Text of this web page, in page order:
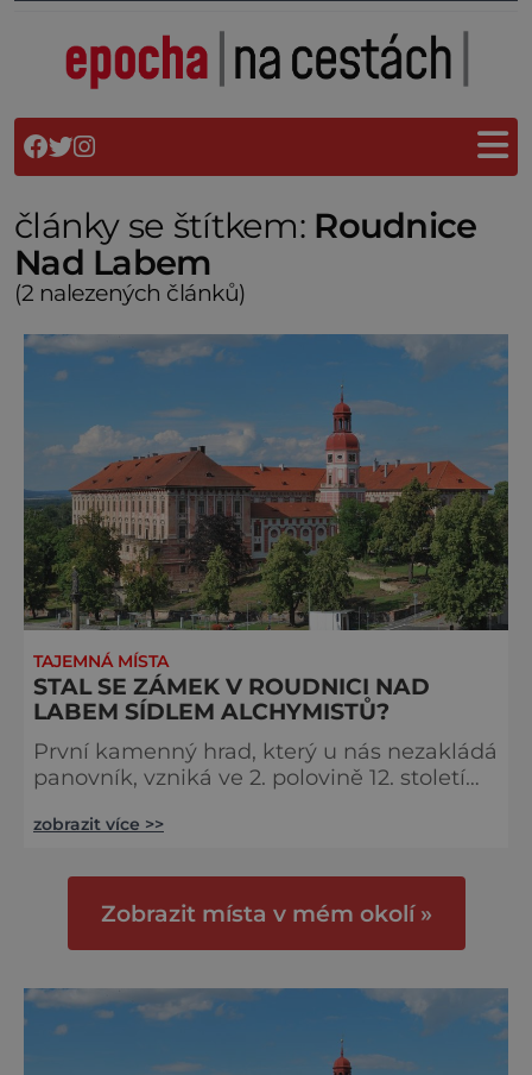
články se štítkem: Roudnice
Nad Labem
(2 nalezených článků)
TAJEMNÁ MÍSTA
STAL SE ZÁMEK V ROUDNICI NAD
LABEM SÍDLEM ALCHYMISTŮ?
První kamenný hrad, který u nás nezakládá
panovník, vzniká ve 2. polovině 12. století
z níž už toho dnes moc nezbylo, budují
barokní zámek. Původní palác měl kulaté
věže, což napovídá, že se stavitel výrazně
český kníže Soběslav I. (1090–1140)
zobrazit více >>
Zobrazit místa v mém okolí »